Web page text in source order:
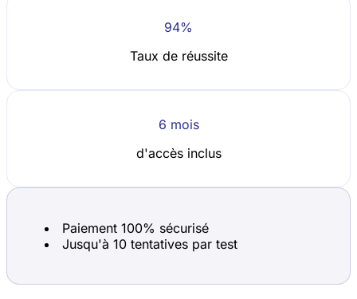
94%
Taux de réussite
6 mois
d'accès inclus
Paiement 100% sécurisé
Jusqu'à 10 tentatives par test